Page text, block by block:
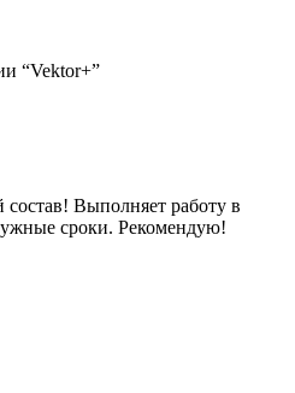
“Vektor+”
Выполняет работу в
сроки. Рекомендую!